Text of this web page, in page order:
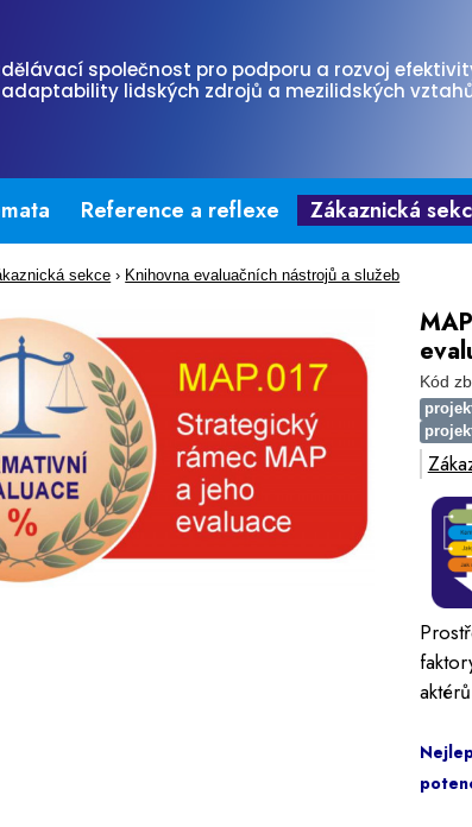
společnost pro podporu a rozvoj
lidských zdrojů a mezilidských
Reference a reflexe Zákaznická
sekce › Knihovna evaluačních nástrojů a služeb
Kód